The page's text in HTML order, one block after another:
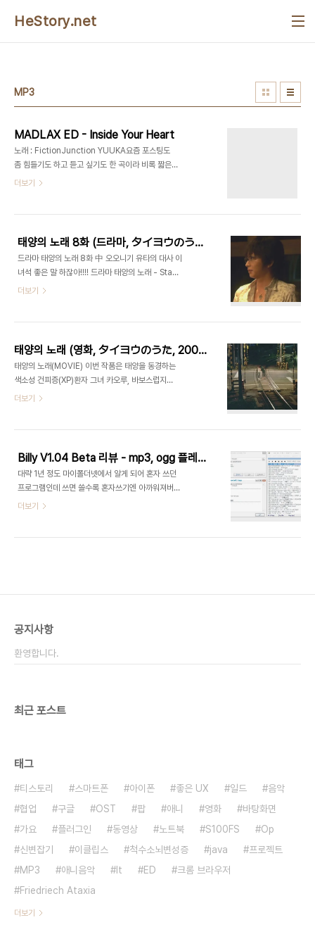
HeStory.net
MP3
MADLAX ED - Inside Your Heart
노래 : FictionJunction YUUKA요즘 포스팅도
좀 힘들기도 하고 듣고 싶기도 한 곡이라 비록 짧은
포스트지만 올려봅니다. 가사는 생략.... 거시기1. 어
그 정도 까지 가기에도 벅찰지도 모르겠습니다. (.. 요
즘 여러가지로 자신에게 화가 납니다.) 거시기2. 조
금 지났지만 "9월 둘째주 3분기 일본드라마 시청률
순위" 링크 합니다.
더보기
태양의 노래 8화 (드라마, タイヨウのうた, 2006)
드라마 태양의 노래 8화 中 오오니기 유타의 대사 이
녀석 좋은 말 하잖아!!!! 드라마 태양의 노래 - Stay
with me
더보기
태양의 노래 (영화, タイヨウのうた, 2006)
태양의 노래(MOVIE) 이번 작품은 태양을 동경하는
색소성 건피증(XP)환자 그녀 카오루, 바보스럽지만
순수한 그 코지, 그런 그와 그녀의 따뜻한 노래가 세
행위를 좋아하지 않는 관계로 점수로는 말하지 않겠
습니다. 적어도 일반적인 시각으로 영화 태양의 노래
를 보게 된다면 음... 여자 분들은 거의 안구에 쓰나미
가 지나갈 것 같다고 해야하나... 저는 안구에 몰려오
는 쓰나미를 막느라 눈알에 힘 꾀나 줬더니 핏발이 섰
모르겠지만 드라마가 원작이라면 스토리축약에 정말
더보기
Billy V1.04 Beta 리뷰 - mp3, ogg 플레이어/최저사양/단축키
대략 1년 정도 마이폴더넷에서 알게 되어 혼자 쓰던
프로그램인데 쓰면 쓸수록 혼자쓰기엔 아까워져버려
서 어쩔 수 없이(?) 포스팅하게 되는군요. ::프로그램
는 내용으로 메모리사용량이 wiamp 5.xx가 최대
를..
더보기
공지사항
환영합니다.
최근 포스트
태그
티스토리 스마트폰 아이폰 좋은 UX 일드
음악
협업
구글 OST 팝 애니 영화
바탕화면
가요
플러그인 동영상 노트북 S100FS
Op
신변잡기
이클립스 척수소뇌변성증 java
프로젝트
MP3
애니음악 It ED
크롬 브라우저
Friedriech Ataxia
더보기